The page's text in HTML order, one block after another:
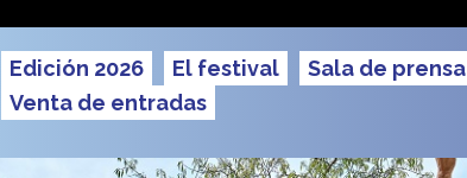
Menu TAC
Edición 2026 El festival Sala de prensa
Venta de entradas